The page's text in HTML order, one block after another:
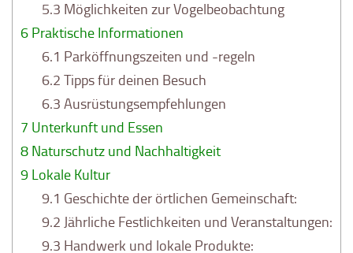
5.3 Möglichkeiten zur Vogelbeobachtung
6 Praktische Informationen
6.1 Parköffnungszeiten und -regeln
6.2 Tipps für deinen Besuch
6.3 Ausrüstungsempfehlungen
7 Unterkunft und Essen
8 Naturschutz und Nachhaltigkeit
9 Lokale Kultur
9.1 Geschichte der örtlichen Gemeinschaft:
9.2 Jährliche Festlichkeiten und Veranstaltungen:
9.3 Handwerk und lokale Produkte: